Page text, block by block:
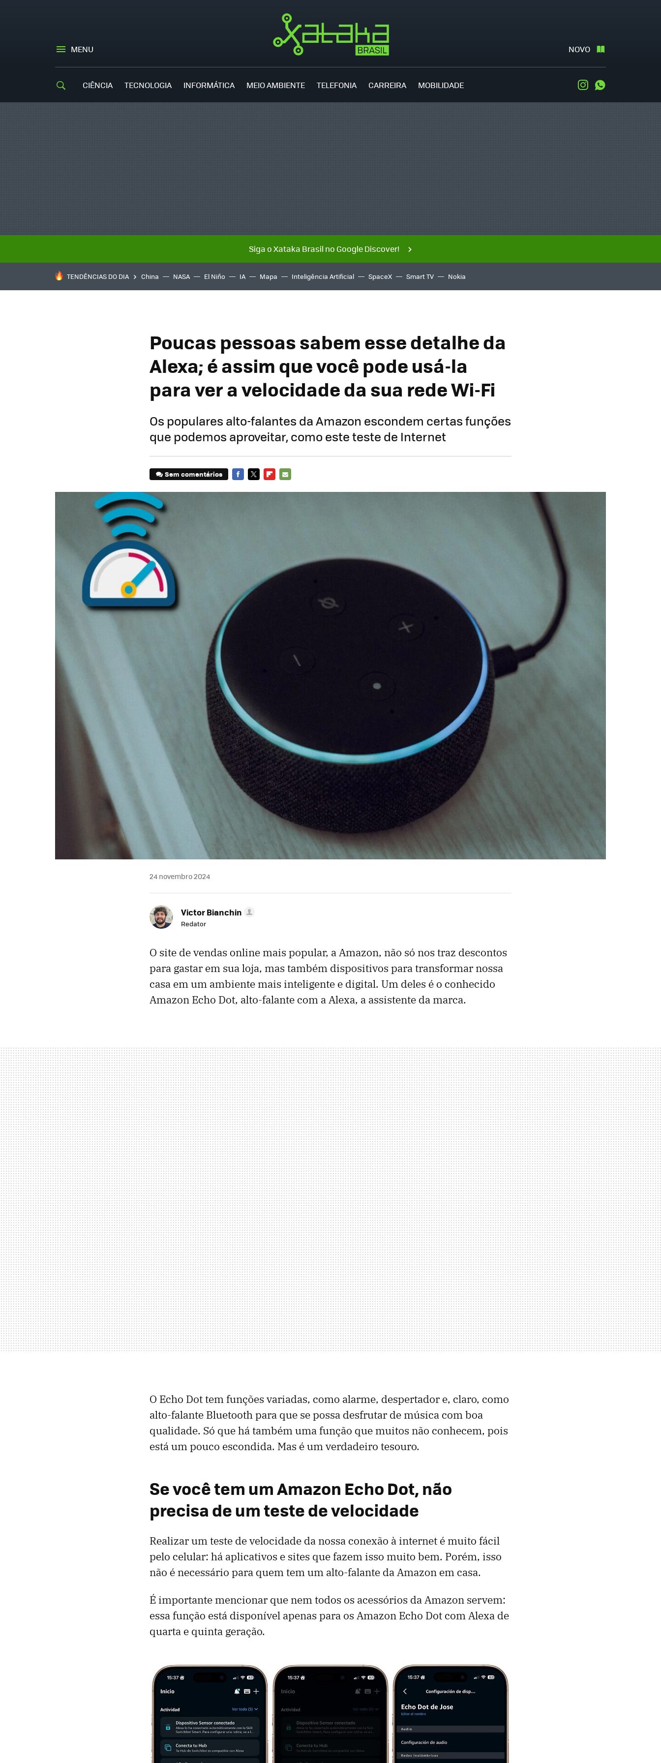
MENU NOVO
CIÊNCIA TECNOLOGIA INFORMÁTICA MEIO AMBIENTE TELEFONIA CARREIRA MOBILIDADE Instagram
Siga o Xataka Brasil no Google Discover!
TENDÊNCIAS DO DIA China NASA El Niño IA Mapa Inteligência Artificial SpaceX Smart TV Nokia
Poucas pessoas sabem esse detalhe da
Alexa; é assim que você pode usá-la
para ver a velocidade da sua rede Wi-Fi
Os populares alto-falantes da Amazon escondem certas funções
que podemos aproveitar, como este teste de Internet
Sem comentários
24 novembro 2024
Victor Bianchin
Redator
O site de vendas online mais popular, a Amazon, não só nos traz descontos
para gastar em sua loja, mas também dispositivos para transformar nossa
casa em um ambiente mais inteligente e digital. Um deles é o conhecido
Amazon Echo Dot, alto-falante com a Alexa, a assistente da marca.
O Echo Dot tem funções variadas, como alarme, despertador e, claro, como
alto-falante Bluetooth para que se possa desfrutar de música com boa
qualidade. Só que há também uma função que muitos não conhecem, pois
está um pouco escondida. Mas é um verdadeiro tesouro.
Se você tem um Amazon Echo Dot, não
precisa de um teste de velocidade
Realizar um teste de velocidade da nossa conexão à internet é muito fácil
pelo celular: há aplicativos e sites que fazem isso muito bem. Porém, isso
não é necessário para quem tem um alto-falante da Amazon em casa.
É importante mencionar que nem todos os acessórios da Amazon servem:
essa função está disponível apenas para os Amazon Echo Dot com Alexa de
quarta e quinta geração.